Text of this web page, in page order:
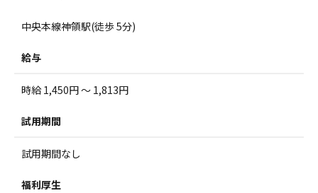
中央本線神領駅(徒歩 5分)
給与
時給 1,450円 ～ 1,813円
試用期間
試用期間なし
福利厚生